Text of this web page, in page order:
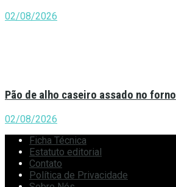
02/08/2026
Pão de alho caseiro assado no forno
02/08/2026
Ficha Técnica
Estatuto editorial
Contato
Política de Privacidade